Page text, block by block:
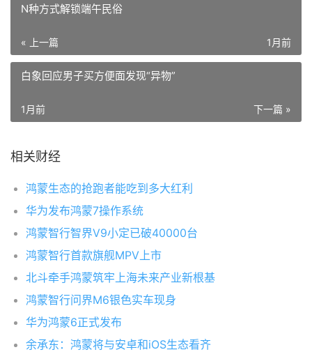
N种方式解锁端午民俗
« 上一篇 1月前
白象回应男子买方便面发现“异物”
下一篇 »
1月前
相关财经
鸿蒙生态的抢跑者能吃到多大红利
华为发布鸿蒙7操作系统
鸿蒙智行智界V9小定已破40000台
鸿蒙智行首款旗舰MPV上市
北斗牵手鸿蒙筑牢上海未来产业新根基
鸿蒙智行问界M6银色实车现身
华为鸿蒙6正式发布
余承东：鸿蒙将与安卓和iOS生态看齐